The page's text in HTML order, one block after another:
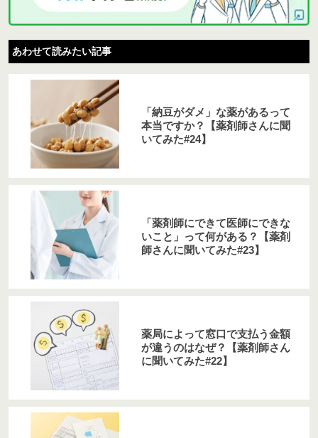
あわせて読みたい記事
「納豆がダメ」な薬があるって
本当ですか？【薬剤師さんに聞
いてみた#24】
「薬剤師にできて医師にできな
いこと」って何がある？【薬剤
師さんに聞いてみた#23】
薬局によって窓口で支払う金額
が違うのはなぜ？【薬剤師さん
に聞いてみた#22】